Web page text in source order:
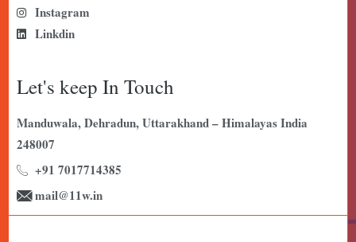
Instagram
Linkdin
Let's keep In Touch
Manduwala, Dehradun, Uttarakhand – Himalayas India
248007
+91 7017714385
mail@11w.in